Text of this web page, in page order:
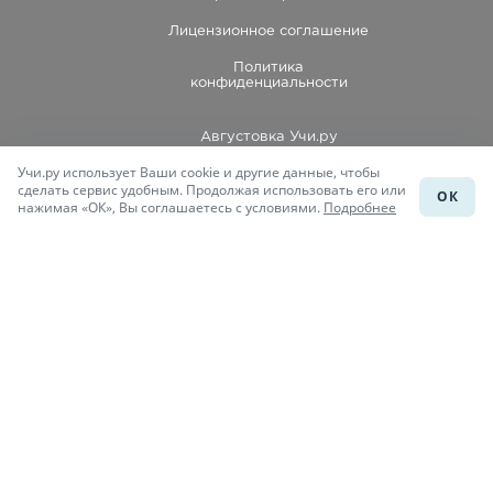
Лицензионное соглашение
Политика
конфиденциальности
Августовка Учи.ру
Каталог школ
Подготовка к уроку
Учи.ру использует Ваши cookie и другие данные, чтобы
сделать сервис удобным. Продолжая использовать его или
нажимая «ОК», Вы соглашаетесь с условиями. Подробнее
ОК